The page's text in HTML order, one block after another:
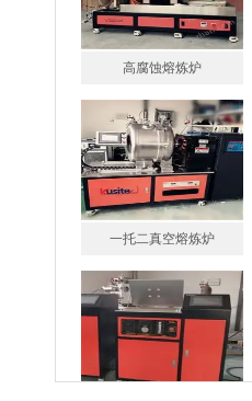
高腐蚀熔炼炉
一托二真空熔炼炉
微型真空熔炼炉